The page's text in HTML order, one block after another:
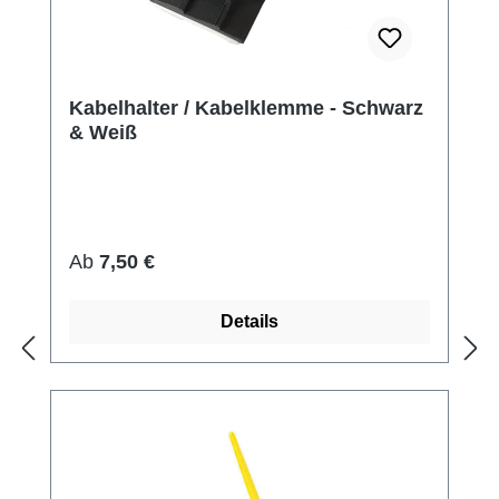
Kabelhalter / Kabelklemme - Schwarz
& Weiß
Regulärer Preis:
Ab 7,50 €
Details